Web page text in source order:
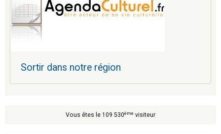
Sortir dans notre région
Vous êtes le 109 530ème visiteur